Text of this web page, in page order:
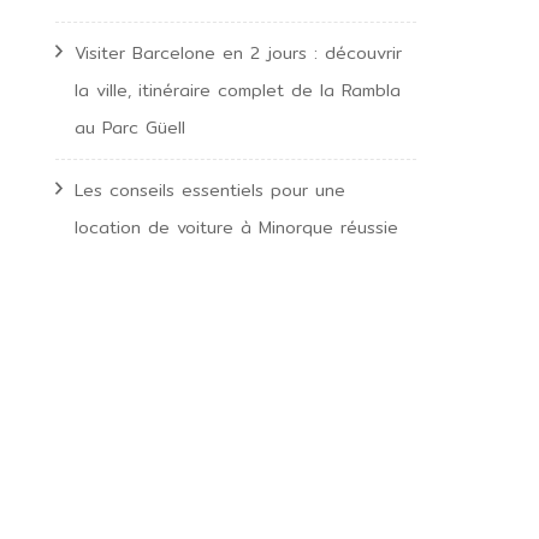
Visiter Barcelone en 2 jours : découvrir
la ville, itinéraire complet de la Rambla
au Parc Güell
Les conseils essentiels pour une
location de voiture à Minorque réussie